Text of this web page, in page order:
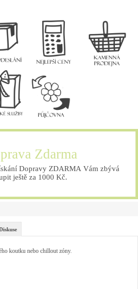
Zdarma
Dopravy ZDARMA Vám zbývá
ještě za 1000 Kč.
koutku nebo chillout zóny.